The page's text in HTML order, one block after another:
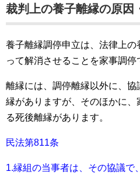
裁判上の養子離縁の原因
養子離縁調停申立は、法律上
って解消させることを家事調停
離縁には、調停離縁以外に、
縁がありますが、そのほかに、
る死後離縁があります。
民法第811条
1.縁組の当事者は、その協議で